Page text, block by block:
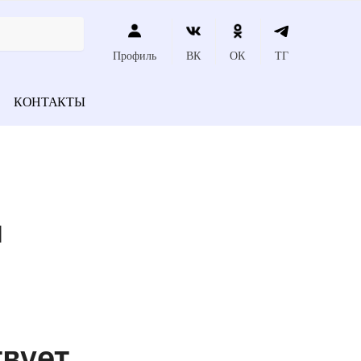
Профиль ВК ОК ТГ
КОНТАКТЫ